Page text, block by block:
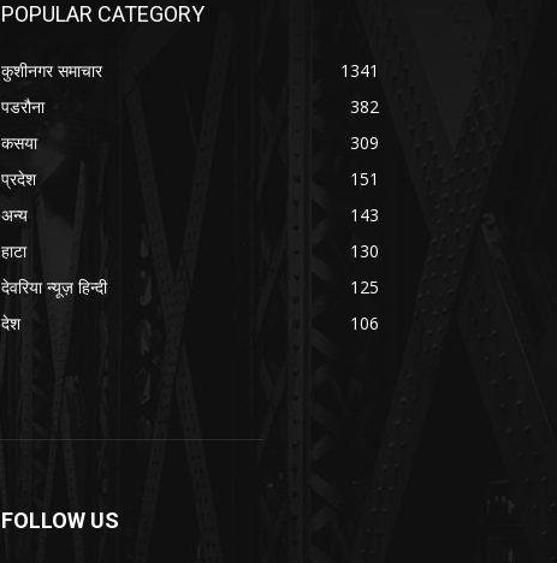
POPULAR CATEGORY
कुशीनगर समाचार
1341
पडरौना
382
कसया
309
प्रदेश
151
अन्य
143
हाटा
130
देवरिया न्यूज़ हिन्दी
125
देश
106
FOLLOW US